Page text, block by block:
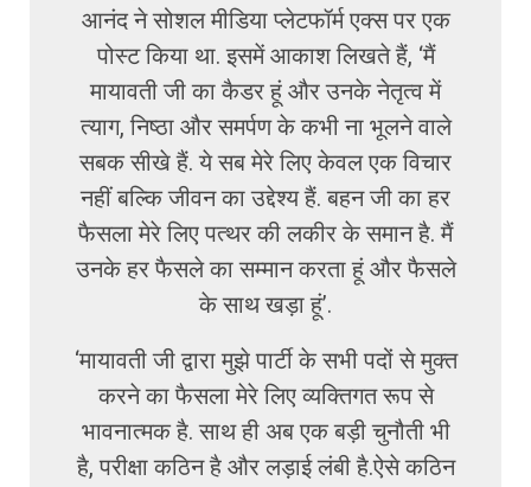
आनंद ने सोशल मीडिया प्लेटफॉर्म एक्स पर एक
पोस्ट किया था. इसमें आकाश लिखते हैं, ‘मैं
मायावती जी का कैडर हूं और उनके नेतृत्व में
त्याग, निष्ठा और समर्पण के कभी ना भूलने वाले
सबक सीखे हैं. ये सब मेरे लिए केवल एक विचार
नहीं बल्कि जीवन का उद्देश्य हैं. बहन जी का हर
फैसला मेरे लिए पत्थर की लकीर के समान है. मैं
उनके हर फैसले का सम्मान करता हूं और फैसले
के साथ खड़ा हूं’.
‘मायावती जी द्वारा मुझे पार्टी के सभी पदों से मुक्त
करने का फैसला मेरे लिए व्यक्तिगत रूप से
भावनात्मक है. साथ ही अब एक बड़ी चुनौती भी
है, परीक्षा कठिन है और लड़ाई लंबी है.ऐसे कठिन